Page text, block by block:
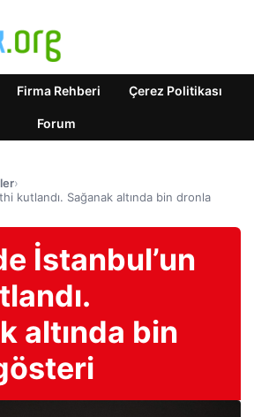
Firma Rehberi Çerez Politikası
Forum
›
kutlandı. Sağanak altında bin dronla
İstanbul’un
altında bin